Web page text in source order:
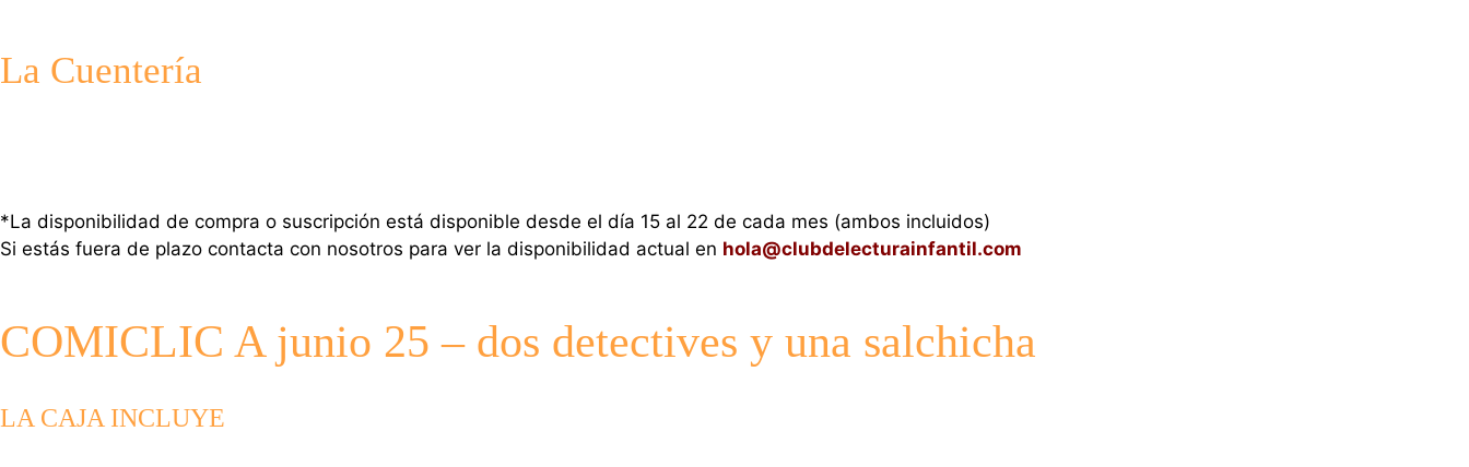
La Cuentería
*La disponibilidad de compra o suscripción está disponible desde el día 15 al 22 de cada mes (ambos incluidos)
Si estás fuera de plazo contacta con nosotros para ver la disponibilidad actual en hola@clubdelecturainfantil.com
COMICLIC A junio 25 – dos detectives y una salchicha
LA CAJA INCLUYE